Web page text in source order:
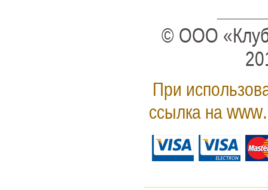
© ООО
При
ссылка на